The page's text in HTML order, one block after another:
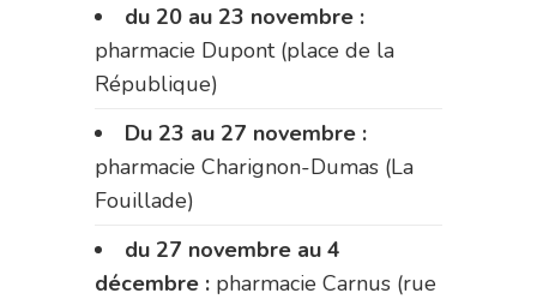
du 20 au 23 novembre :
pharmacie Dupont (place de la
République)
Du 23 au 27 novembre :
pharmacie Charignon-Dumas (La
Fouillade)
du 27 novembre au 4
décembre : pharmacie Carnus (rue